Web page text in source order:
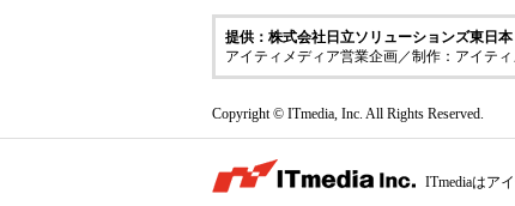
提供：株式会社日立ソリューションズ東日本
アイティメディア営業企画／制作：アイテ
Copyright © ITmedia, Inc. All Rights Reserved.
ITmediaはア